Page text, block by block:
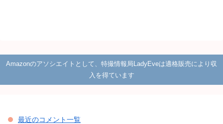
Amazonのアソシエイトとして、特撮情報局LadyEveは適格販売により収
入を得ています
最近のコメント一覧